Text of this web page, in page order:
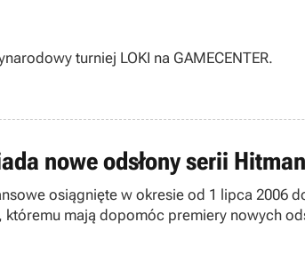
międzynarodowy turniej LOKI na GAMECENTER.
nowe odsłony serii
osiągnięte w okresie od 1 lipca 2006
mają dopomóc premiery nowych